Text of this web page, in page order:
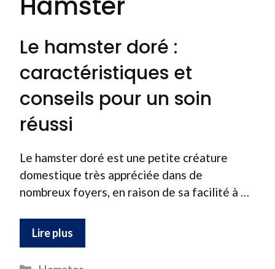
Le hamster doré :
caractéristiques et
conseils pour un soin
réussi
Le hamster doré est une petite créature
domestique très appréciée dans de
nombreux foyers, en raison de sa facilité à …
Lire plus